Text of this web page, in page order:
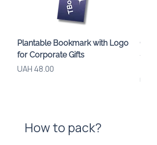
Plantable Bookmark with Logo
for Corporate Gifts
Price
UAH 48.00
Price
UAH
How to pack?